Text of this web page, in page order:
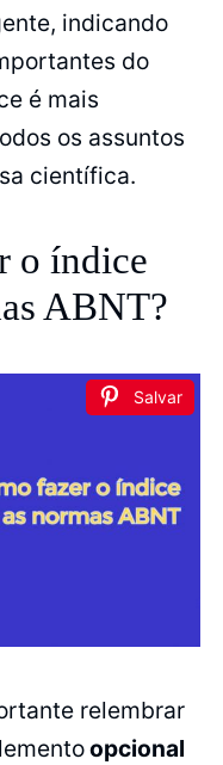
indicando
do
é mais
os assuntos
científica.
o índice
ABNT?
Salvar
relembrar
opcional